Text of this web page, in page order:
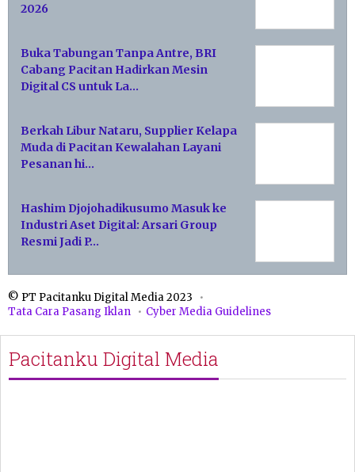
2026
Buka Tabungan Tanpa Antre, BRI
Cabang Pacitan Hadirkan Mesin
Digital CS untuk La…
Berkah Libur Nataru, Supplier Kelapa
Muda di Pacitan Kewalahan Layani
Pesanan hi…
Hashim Djojohadikusumo Masuk ke
Industri Aset Digital: Arsari Group
Resmi Jadi P…
© PT Pacitanku Digital Media 2023
Tata Cara Pasang Iklan
Cyber Media Guidelines
Pacitanku Digital Media